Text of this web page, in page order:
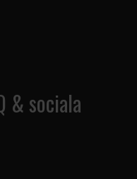
& sociala